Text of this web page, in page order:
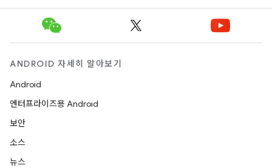
ANDROID 자세히 알아보기
Android
엔터프라이즈용 Android
보안
소스
뉴스